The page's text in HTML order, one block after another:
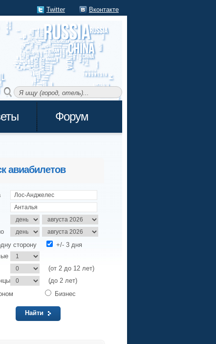
Twitter Вконтакте
Форум
авиабилетов
сторону
+/- 3 дня
(от 2 до 12 лет)
(до 2 лет)
Бизнес
Найти